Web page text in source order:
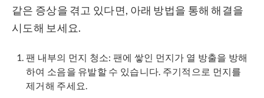
같은 증상을 겪고 있다면, 아래 방법을 통해 해결을
시도해 보세요.
팬 내부의 먼지 청소: 팬에 쌓인 먼지가 열 방출을 방해
하여 소음을 유발할 수 있습니다. 주기적으로 먼지를
제거해 주세요.